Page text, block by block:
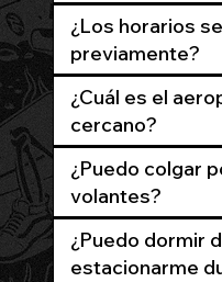
¿Los horarios
previamente?
¿Cuál es el
cercano?
¿Puedo colgar
volantes?
¿Puedo dormir
estacionarme